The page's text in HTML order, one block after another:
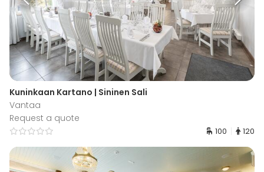
Kuninkaan Kartano | Sininen Sali
Vantaa
Request a quote
100 120